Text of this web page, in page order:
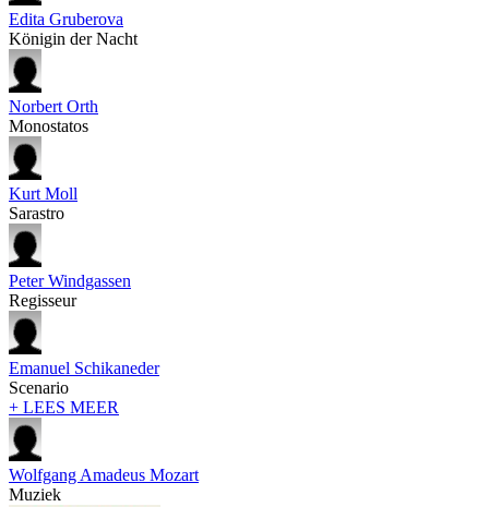
Edita Gruberova
Königin der Nacht
Norbert Orth
Monostatos
Kurt Moll
Sarastro
Peter Windgassen
Regisseur
Emanuel Schikaneder
Scenario
+ LEES MEER
Wolfgang Amadeus Mozart
Muziek